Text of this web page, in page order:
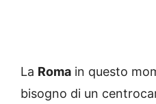
La Roma in questo
bisogno di un